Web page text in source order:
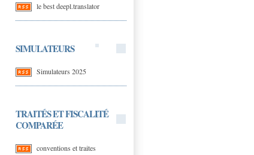
le best deepl.translator
SIMULATEURS
Simulateurs 2025
TRAITÉS ET FISCALITÉ
COMPARÉE
conventions et traites